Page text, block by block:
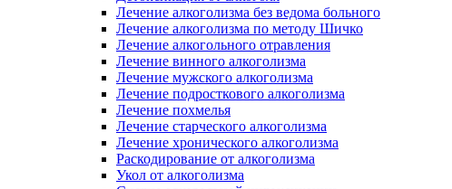
Лечение алкоголизма без ведома больного
Лечение алкоголизма по методу Шичко
Лечение алкогольного отравления
Лечение винного алкоголизма
Лечение мужского алкоголизма
Лечение подросткового алкоголизма
Лечение похмелья
Лечение старческого алкоголизма
Лечение хронического алкоголизма
Раскодирование от алкоголизма
Укол от алкоголизма